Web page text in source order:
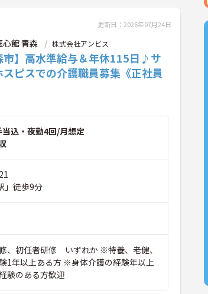
更新日：2026年07月24日
心館 青森 株式会社アンビス
市】高水準給与＆年休115日♪サ
ピスでの介護職員募集《正社員
当込・夜勤4回/月想定
」徒歩9分
、初任者研修 いずれか ※特養、老健、
1年以上ある方 ※身体介護の経験年以上
験のある方歓迎